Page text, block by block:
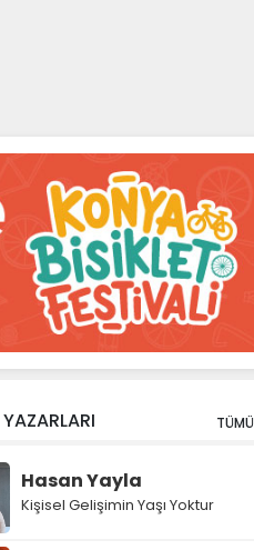
YAZARLARI TÜMÜ
Hasan Yayla
Kişisel Gelişimin Yaşı Yoktur